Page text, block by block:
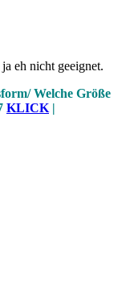
eh nicht geeignet.
Welche Größe
KLICK |